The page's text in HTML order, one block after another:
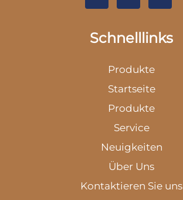
Schnelllinks
Produkte
Startseite
Produkte
Service
Neuigkeiten
Über Uns
Kontaktieren Sie uns